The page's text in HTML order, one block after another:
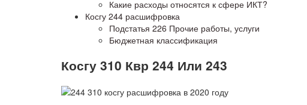
Какие расходы относятся к сфере ИКТ?
Косгу 244 расшифровка
Подстатья 226 Прочие работы, услуги
Бюджетная классификация
Косгу 310 Квр 244 Или 243